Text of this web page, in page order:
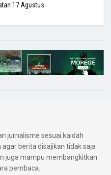
17 Agustus
jurnalisme sesuai kaidah
berita disajikan tidak saja
juga mampu membangkitkan
pembaca.